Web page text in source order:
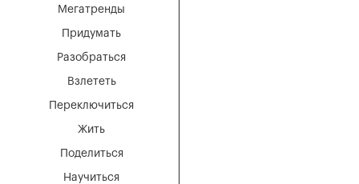
Мегатренды
Придумать
Разобраться
Взлететь
Переключиться
Жить
Поделиться
Научиться